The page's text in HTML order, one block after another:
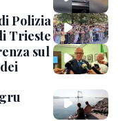
Polizia
Trieste
sul